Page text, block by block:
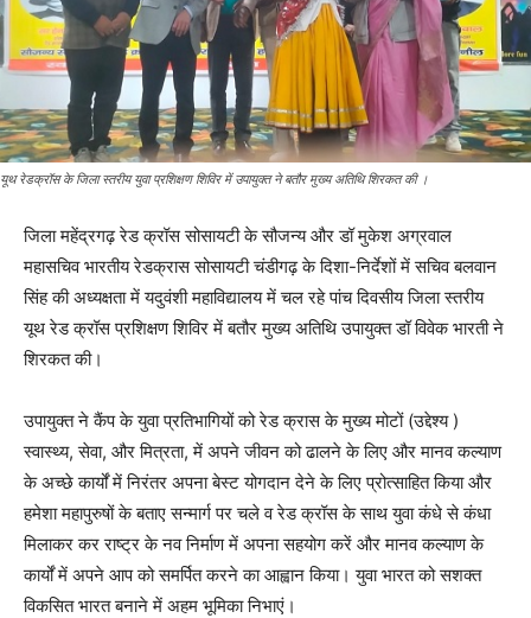
यूथ रेडक्रॉस के जिला स्तरीय युवा प्रशिक्षण शिविर में उपायुक्त ने बतौर मुख्य अतिथि शिरकत की ।
जिला महेंद्रगढ़ रेड क्रॉस सोसायटी के सौजन्य और डॉ मुकेश अग्रवाल
महासचिव भारतीय रेडक्रास सोसायटी चंडीगढ़ के दिशा-निर्देशों में सचिव बलवान
सिंह की अध्यक्षता में यदुवंशी महाविद्यालय में चल रहे पांच दिवसीय जिला स्तरीय
यूथ रेड क्रॉस प्रशिक्षण शिविर में बतौर मुख्य अतिथि उपायुक्त डॉ विवेक भारती ने
शिरकत की।
उपायुक्त ने कैंप के युवा प्रतिभागियों को रेड क्रास के मुख्य मोटों (उद्देश्य )
स्वास्थ्य, सेवा, और मित्रता, में अपने जीवन को ढालने के लिए और मानव कल्याण
के अच्छे कार्यों में निरंतर अपना बेस्ट योगदान देने के लिए प्रोत्साहित किया और
हमेशा महापुरुषों के बताए सन्मार्ग पर चले व रेड क्रॉस के साथ युवा कंधे से कंधा
मिलाकर कर राष्ट्र के नव निर्माण में अपना सहयोग करें और मानव कल्याण के
कार्यों में अपने आप को समर्पित करने का आह्वान किया। युवा भारत को सशक्त
विकसित भारत बनाने में अहम भूमिका निभाएं।